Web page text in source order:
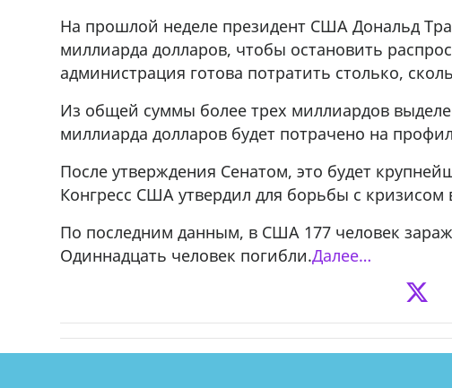
На прошлой неделе президент США Дональд
миллиарда долларов, чтобы остановить
администрация готова потратить столько,
Из общей суммы более трех миллиардов
миллиарда долларов будет потрачено на
После утверждения Сенатом, это будет
Конгресс США утвердил для борьбы с кризисом
По последним данным, в США 177 человек
Одиннадцать человек погибли.Далее…